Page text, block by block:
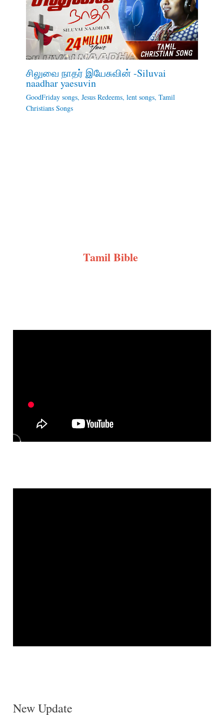
சிலுவை நாதர் இயேசுவின் -Siluvai
naadhar yaesuvin
GoodFriday songs, Jesus Redeems, lent songs, Tamil
Christians Songs
Tamil Bible
New Update